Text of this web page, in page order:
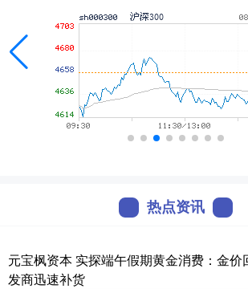
热点资讯
元宝枫资本 实探端午假期黄金消费：金价
发商迅速补货